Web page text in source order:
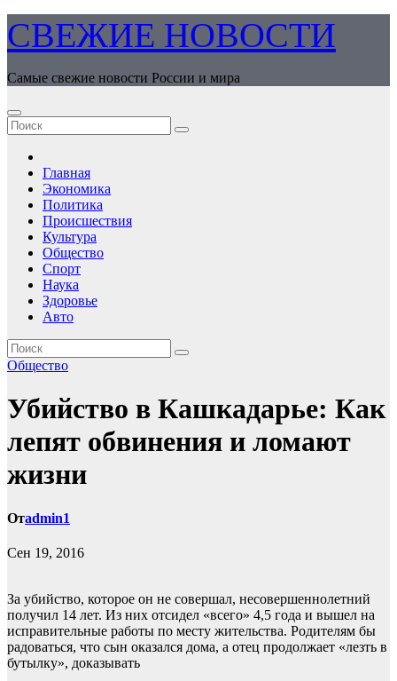
Перейти
к
содержимому
СВЕЖИЕ НОВОСТИ
Самые свежие новости России и мира
Главная
Экономика
Политика
Происшествия
Культура
Общество
Спорт
Наука
Здоровье
Авто
Общество
Убийство в Кашкадарье: Как
лепят обвинения и ломают
жизни
Отadmin1
Сен 19, 2016
За убийство, которое он не совершал, несовершеннолетний
получил 14 лет. Из них отсидел «всего» 4,5 года и вышел на
исправительные работы по месту жительства. Родителям бы
радоваться, что сын оказался дома, а отец продолжает «лезть в
бутылку», доказывать